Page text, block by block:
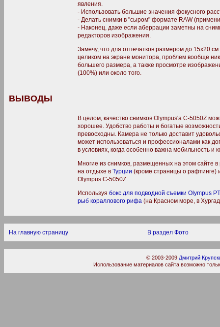
явления.
- Использовать большие значения фокусного
- Делать снимки в "сыром" формате RAW
- Наконец, даже если аберрации заметны на
редакторов изображения.
Замечу, что для отпечатков размером до 15х20
целиком на экране монитора, проблем вообще
большего размера, а также просмотре
(100%) или около того.
ВЫВОДЫ
В целом, качество снимков Olympus'а C-5050Z
хорошее. Удобство работы и богатые
превосходны. Камера не только доставит
может использоваться и профессионалами как
в условиях, когда особенно важна мобильность и
Многие из снимков, размещенных на этом сайте
на отдыхе в Турции (кроме страницы о рафтинге)
Olympus C-5050Z.
Используя бокс для подводной съемки Olympus
рыб кораллового рифа (на Красном море, в
На главную страницу В раздел Фото
© 2003-2009 Дмитрий
Использование материалов сайта возможно